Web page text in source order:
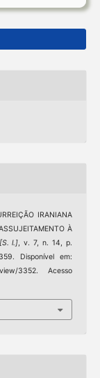
IRANIANA
À
[S. l.] , v. 7, n. 14, p.
Disponível em:
view/3352. Acesso